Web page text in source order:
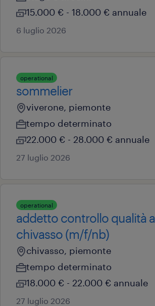
15.000 € - 18.000 € annuale
6 luglio 2026
operational
sommelier
viverone, piemonte
tempo determinato
22.000 € - 28.000 € annuale
27 luglio 2026
operational
addetto controllo qualità a
chivasso (m/f/nb)
chivasso, piemonte
tempo determinato
18.000 € - 22.000 € annuale
27 luglio 2026